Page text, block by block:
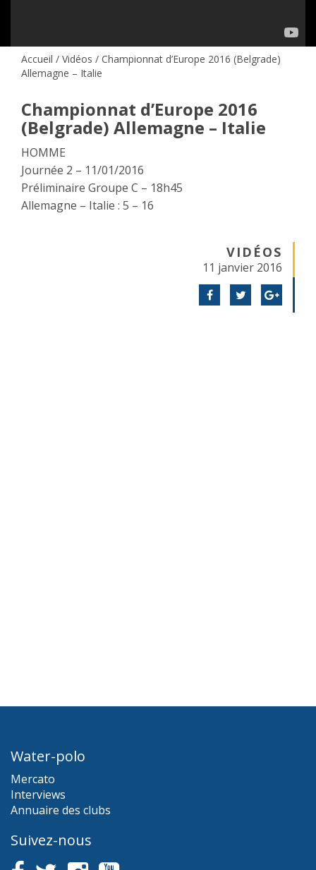
Accueil / Vidéos / Championnat d’Europe 2016 (Belgrade)
Allemagne – Italie
Championnat d’Europe 2016
(Belgrade) Allemagne – Italie
HOMME
Journée 2 – 11/01/2016
Préliminaire Groupe C – 18h45
Allemagne – Italie : 5 – 16
VIDÉOS
11 janvier 2016
Water-polo
Mercato
Interviews
Annuaire des clubs
Suivez-nous